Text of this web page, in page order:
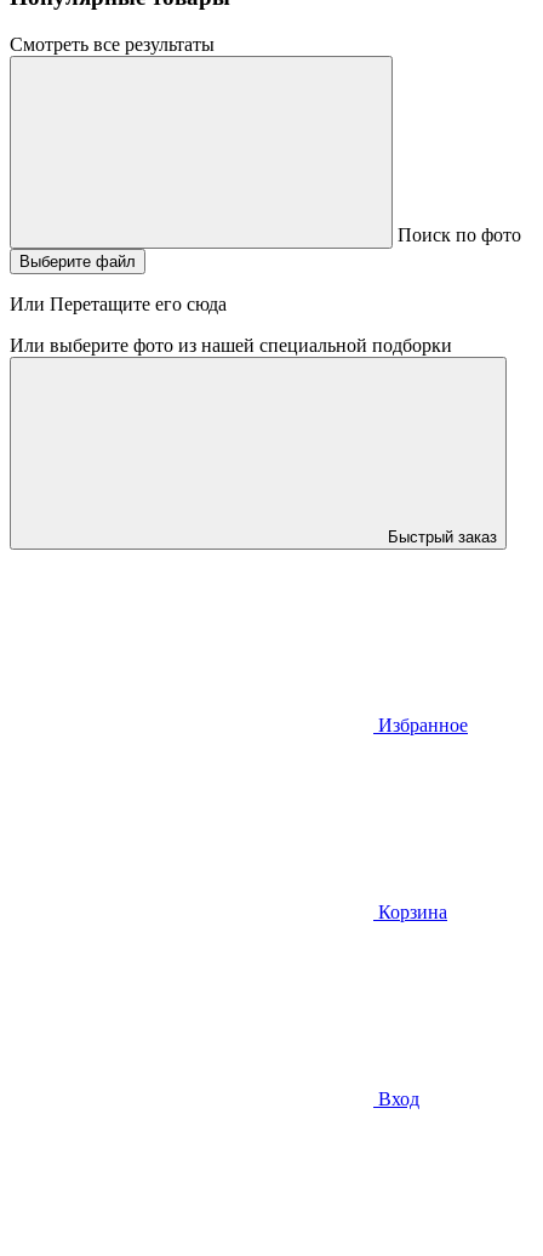
Смотреть все результаты
Поиск по фото
Выберите файл
Или Перетащите его сюда
Или выберите фото из нашей специальной подборки
Быстрый заказ
Избранное
Корзина
Вход